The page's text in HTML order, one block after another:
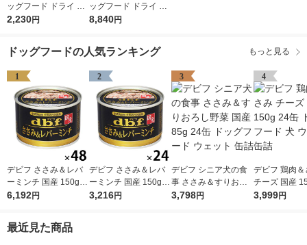
ッグフード ドライ 成
犬用 総合栄養食 国産
EC限定
2,230円
ッグフード ドライ 成
犬用 総合栄養食 国産
EC限定
8,840円
ドッグフードの人気ランキング もっと見る
1
デビフ ささみ＆レバ
ーミンチ 国産 150g 4
8缶 ドッグフード 犬
6,192円
2
デビフ ささみ＆レバ
ーミンチ 国産 150g 2
4缶 ドッグフード 犬
3,216円
3
デビフ シニア犬の食
事 ささみ＆すりおろ
し野菜 国産 85g 24缶
3,798円
4
デビフ 鶏肉＆
チーズ 国産
缶 ドッグフー
3,999円
最近見た商品